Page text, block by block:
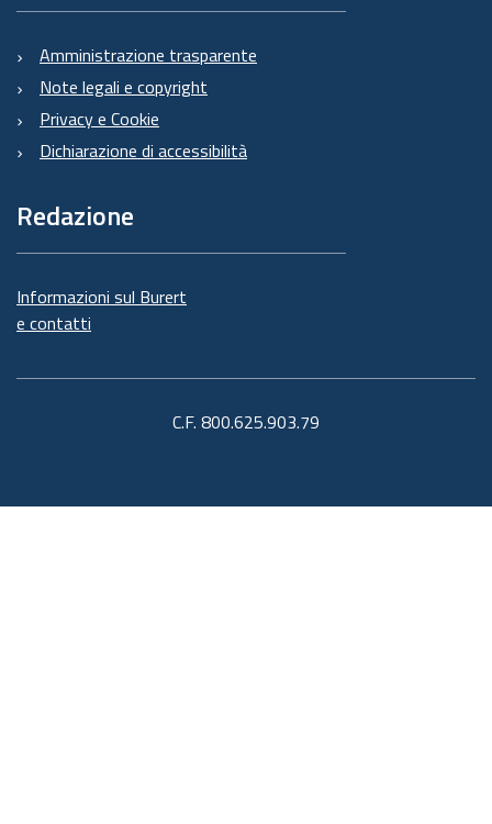
Amministrazione trasparente
Note legali e copyright
Privacy e Cookie
Dichiarazione di accessibilità
Redazione
Informazioni sul Burert
e contatti
C.F. 800.625.903.79